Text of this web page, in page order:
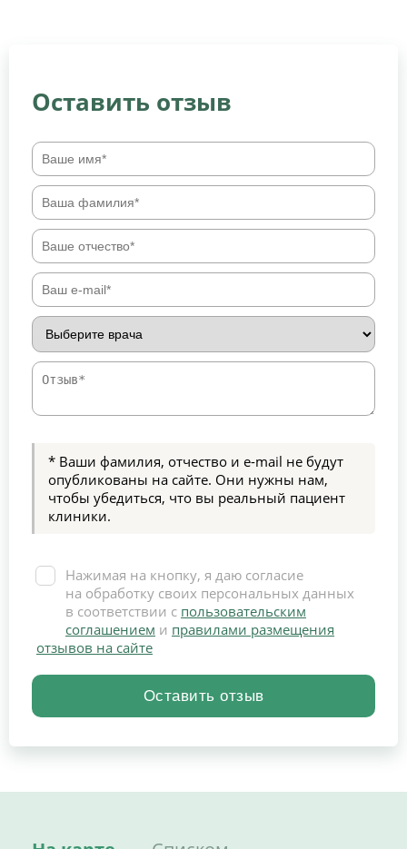
Оставить отзыв
* Ваши фамилия, отчество и e-mail не будут
опубликованы на сайте. Они нужны нам,
чтобы убедиться, что вы реальный пациент
клиники.
Нажимая на кнопку, я даю согласие
на обработку своих персональных данных
в соответствии с пользовательским
соглашением и правилами размещения
отзывов на сайте